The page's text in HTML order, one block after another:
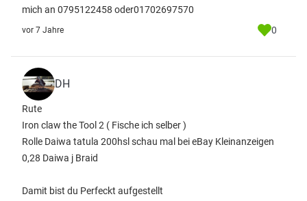
mich an 0795122458 oder01702697570
vor 7 Jahre 0
DH
Rute
Iron claw the Tool 2 ( Fische ich selber )
Rolle Daiwa tatula 200hsl schau mal bei eBay Kleinanzeigen
0,28 Daiwa j Braid
Damit bist du Perfeckt aufgestellt